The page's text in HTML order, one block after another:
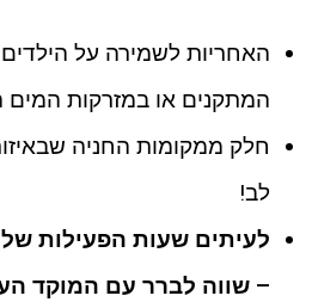
האחריות לשמירה על
המתקנים או במזרקות המים
חלק ממקומות החניה
לב!
לעיתים שעות הפעילות
– שווה לברר עם המוקד